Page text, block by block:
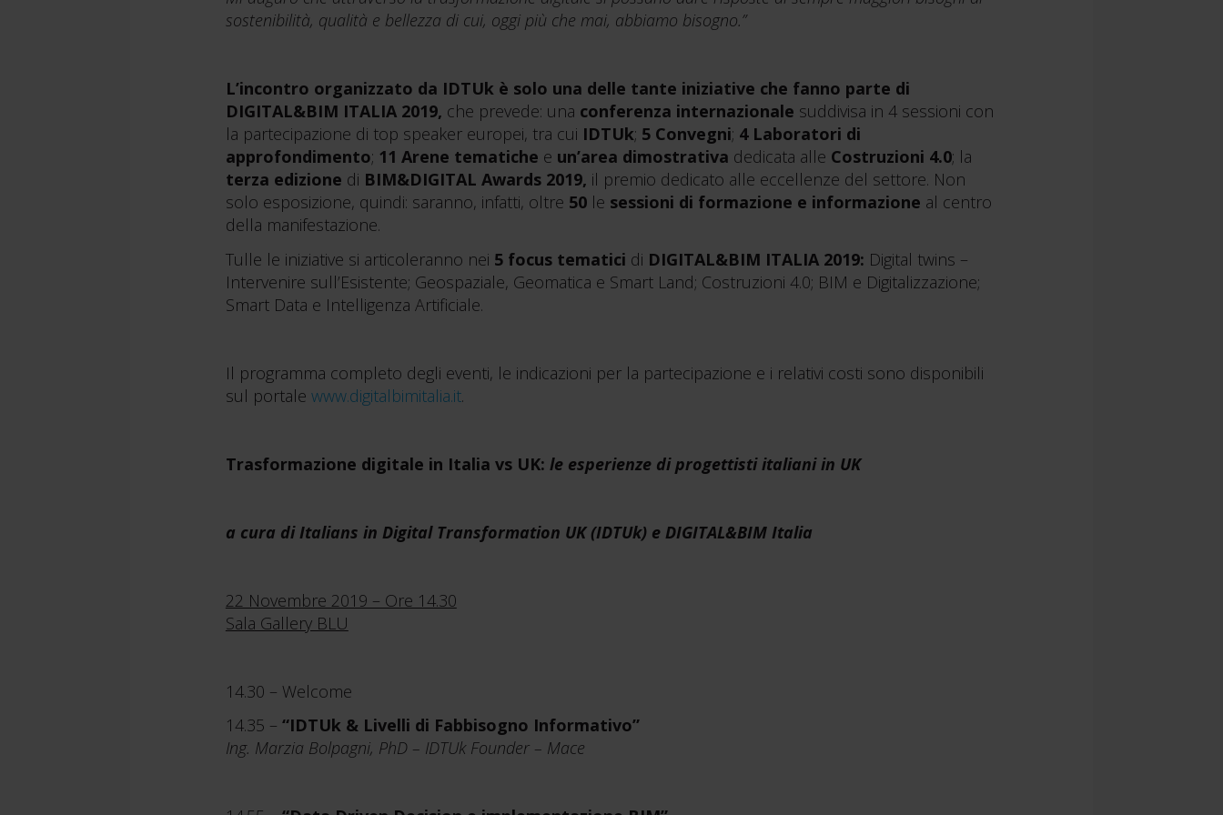
sostenibilità, qualità e bellezza di cui, oggi più che mai, abbiamo bisogno.”
L’incontro organizzato da IDTUk è solo una delle tante iniziative che fanno parte di
DIGITAL&BIM ITALIA 2019, che prevede: una conferenza internazionale suddivisa in 4 sessioni con
la partecipazione di top speaker europei, tra cui IDTUk; 5 Convegni; 4 Laboratori di
approfondimento; 11 Arene tematiche e un’area dimostrativa dedicata alle Costruzioni 4.0; la
terza edizione di BIM&DIGITAL Awards 2019, il premio dedicato alle eccellenze del settore. Non
solo esposizione, quindi: saranno, infatti, oltre 50 le sessioni di formazione e informazione al centro
della manifestazione.
Tulle le iniziative si articoleranno nei 5 focus tematici di DIGITAL&BIM ITALIA 2019: Digital twins –
Intervenire sull’Esistente; Geospaziale, Geomatica e Smart Land; Costruzioni 4.0; BIM e Digitalizzazione;
Smart Data e Intelligenza Artificiale.
Il programma completo degli eventi, le indicazioni per la partecipazione e i relativi costi sono disponibili
sul portale www.digitalbimitalia.it.
Trasformazione digitale in Italia vs UK: le esperienze di progettisti italiani in UK
a cura di Italians in Digital Transformation UK (IDTUk) e DIGITAL&BIM Italia
22 Novembre 2019 – Ore 14.30
Sala Gallery BLU
14.30 – Welcome
14.35 – “IDTUk & Livelli di Fabbisogno Informativo”
Ing. Marzia Bolpagni, PhD – IDTUk Founder – Mace